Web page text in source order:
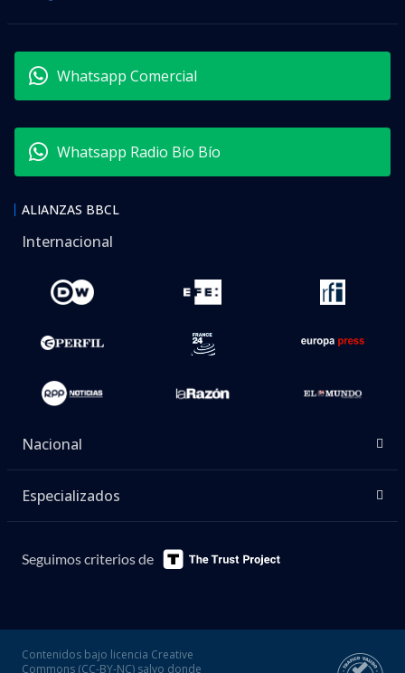
Whatsapp Comercial
Whatsapp Radio Bío Bío
ALIANZAS BBCL
Internacional
Nacional
Especializados
Seguimos criterios de
Contenidos bajo licencia Creative
Commons (CC-BY-NC) salvo donde